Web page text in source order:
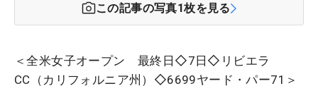
この記事の写真1枚を見る
＜全米女子オープン 最終日◇7日◇リビエラ
CC（カリフォルニア州）◇6699ヤード・パー71＞